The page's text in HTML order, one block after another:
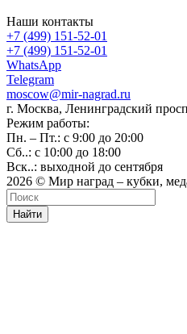
Наши контакты
+7 (499) 151-52-01
+7 (499) 151-52-01
WhatsApp
Telegram
moscow@mir-nagrad.ru
г. Москва, Ленинградский
Режим работы:
Пн. – Пт.: с 9:00 до 20:00
Сб..: с 10:00 до 18:00
Вск..: выходной до сентября
2026 © Мир наград – кубки,
Найти